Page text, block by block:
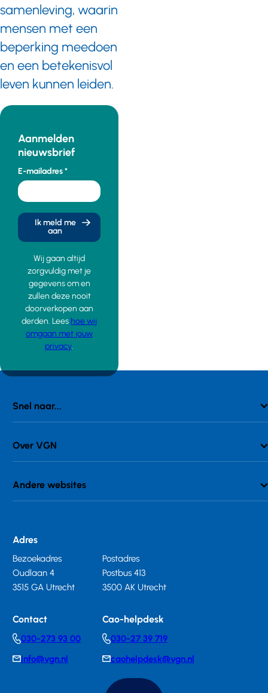
samenleving, waarin
mensen met een
beperking meedoen
en een betekenisvol
leven kunnen leiden.
Aanmelden
nieuwsbrief
E-mailadres
Ik meld me
aan
Wij gaan altijd
zorgvuldig met je
gegevens om en
zullen deze nooit
doorverkopen aan
derden. Lees hoe wij
omgaan met jouw
privacy.
Snel naar...
Over VGN
Andere websites
Adres
Bezoekadres
Oudlaan 4
3515 GA Utrecht
Postadres
Postbus 413
3500 AK Utrecht
Contact
Telephonenumber
030-273 93 00
E-info@vgn.nl
Cao-helpdesk
Telephonenumber
030-27 39 719
E-
mail
caohelpdesk@vgn.nl